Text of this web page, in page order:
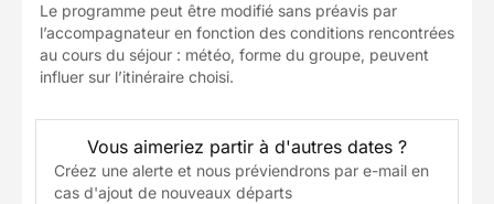
Le programme peut être modifié sans préavis par
l’accompagnateur en fonction des conditions rencontrées
au cours du séjour : météo, forme du groupe, peuvent
influer sur l’itinéraire choisi.
Vous aimeriez partir à d'autres dates ?
Créez une alerte et nous préviendrons par e-mail en
cas d'ajout de nouveaux départs